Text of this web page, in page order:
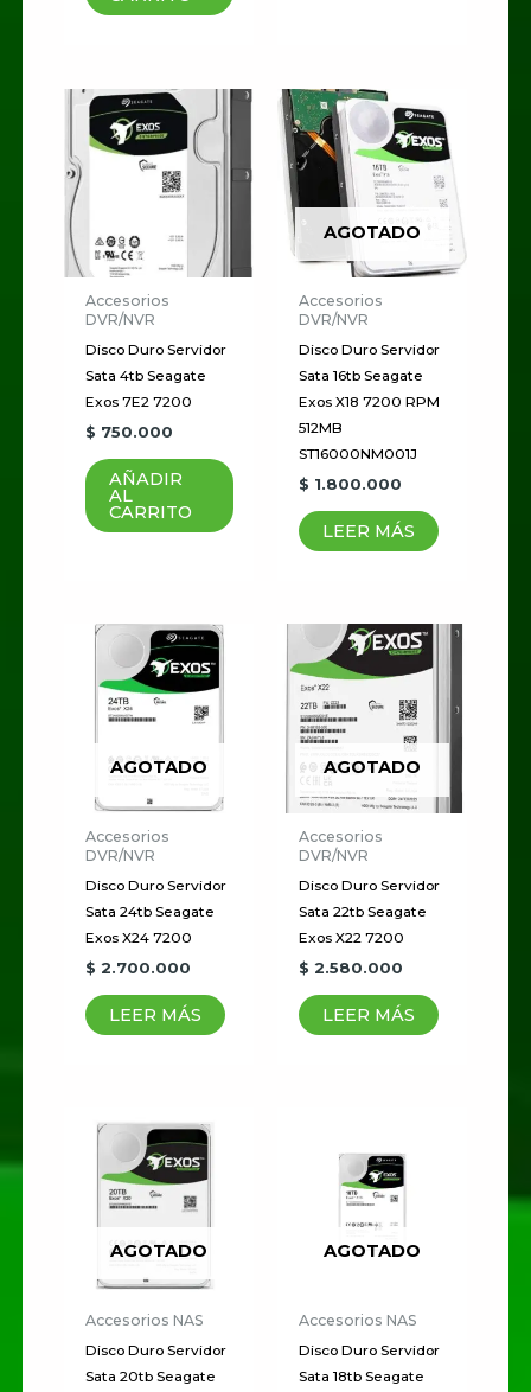
Accesorios
DVR/NVR
Disco Duro Servidor
Sata 4tb Seagate
Exos 7E2 7200
$ 750.000
AÑADIR
AL
CARRITO
AGOTADO
Accesorios
DVR/NVR
Disco Duro Servidor
Sata 16tb Seagate
Exos X18 7200 RPM
512MB
ST16000NM001J
$ 1.800.000
LEER MÁS
AGOTADO
Accesorios
DVR/NVR
Disco Duro Servidor
Sata 24tb Seagate
Exos X24 7200
$ 2.700.000
LEER MÁS
AGOTADO
Accesorios
DVR/NVR
Disco Duro Servidor
Sata 22tb Seagate
Exos X22 7200
$ 2.580.000
LEER MÁS
AGOTADO
Accesorios NAS
Disco Duro Servidor
Sata 20tb Seagate
AGOTADO
Accesorios NAS
Disco Duro Servidor
Sata 18tb Seagate